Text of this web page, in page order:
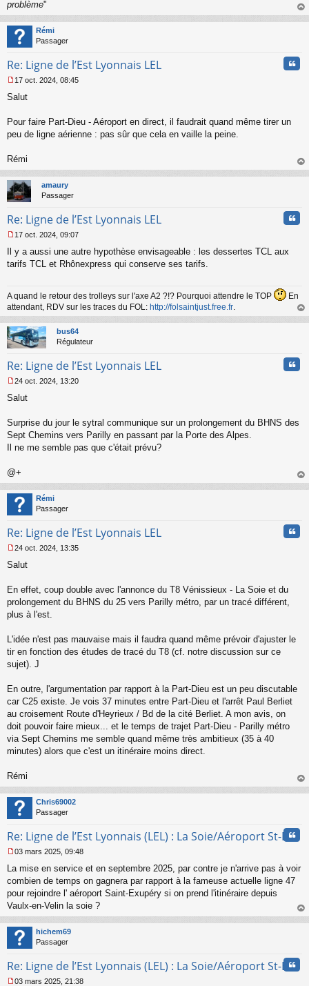
problème"
au
Rémi
Passager
Re: Ligne de l’Est Lyonnais LEL
e
s
g
n
o
n
l
u
17 oct. 2024, 08:45
Salut
Pour faire Part-Dieu - Aéroport en direct, il faudrait quand même tirer un
peu de ligne aérienne : pas sûr que cela en vaille la peine.
Rémi
au
amaury
Passager
Re: Ligne de l’Est Lyonnais LEL
e
s
g
e
n
o
n
l
17 oct. 2024, 09:07
Il y a aussi une autre hypothèse envisageable : les dessertes TCL aux
tarifs TCL et Rhônexpress qui conserve ses tarifs.
A quand le retour des trolleys sur l'axe A2 ?!? Pourquoi attendre le TOP
En
attendant, RDV sur les traces du FOL: http://folsaintjust.free.fr.
au
bus64
Régulateur
Re: Ligne de l’Est Lyonnais LEL
e
s
g
e
o
n
l
u
24 oct. 2024, 13:20
Salut
Surprise du jour le sytral communique sur un prolongement du BHNS des
Sept Chemins vers Parilly en passant par la Porte des Alpes.
Il ne me semble pas que c'était prévu?
@+
au
Rémi
Passager
Re: Ligne de l’Est Lyonnais LEL
e
s
g
e
o
n
u
24 oct. 2024, 13:35
Salut
En effet, coup double avec l'annonce du T8 Vénissieux - La Soie et du
prolongement du BHNS du 25 vers Parilly métro, par un tracé différent,
plus à l'est.
L'idée n'est pas mauvaise mais il faudra quand même prévoir d'ajuster le
tir en fonction des études de tracé du T8 (cf. notre discussion sur ce
sujet). J
En outre, l'argumentation par rapport à la Part-Dieu est un peu discutable
car C25 existe. Je vois 37 minutes entre Part-Dieu et l'arrêt Paul Berliet
au croisement Route d'Heyrieux / Bd de la cité Berliet. A mon avis, on
doit pouvoir faire mieux... et le temps de trajet Part-Dieu - Parilly métro
via Sept Chemins me semble quand même très ambitieux (35 à 40
minutes) alors que c'est un itinéraire moins direct.
Rémi
au
Chris69002
Passager
Re: Ligne de l’Est Lyonnais (LEL) : La Soie/Aéroport St-Ex
e
s
s
g
n
o
l
u
03 mars 2025, 09:48
La mise en service et en septembre 2025, par contre je n'arrive pas à voir
combien de temps on gagnera par rapport à la fameuse actuelle ligne 47
pour rejoindre l' aéroport Saint-Exupéry si on prend l'itinéraire depuis
Vaulx-en-Velin la soie ?
au
hichem69
Passager
Re: Ligne de l’Est Lyonnais (LEL) : La Soie/Aéroport St-Ex
03 mars 2025, 21:38